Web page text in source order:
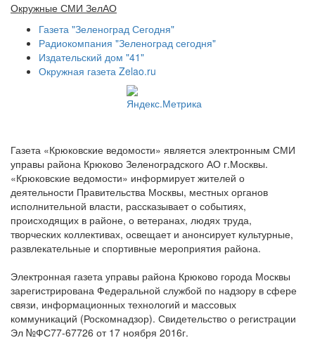
Окружные СМИ ЗелАО
Газета "Зеленоград Сегодня"
Радиокомпания "Зеленоград сегодня"
Издательский дом "41"
Окружная газета Zelao.ru
Газета «Крюковские ведомости» является электронным СМИ
управы района Крюково Зеленоградского АО г.Москвы.
«Крюковские ведомости» информирует жителей о
деятельности Правительства Москвы, местных органов
исполнительной власти, рассказывает о событиях,
происходящих в районе, о ветеранах, людях труда,
творческих коллективах, освещает и анонсирует культурные,
развлекательные и спортивные мероприятия района.
Электронная газета управы района Крюково города Москвы
зарегистрирована Федеральной службой по надзору в сфере
связи, информационных технологий и массовых
коммуникаций (Роскомнадзор). Свидетельство о регистрации
Эл №ФС77-67726 от 17 ноября 2016г.